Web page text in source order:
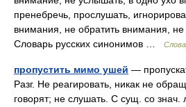
пренебречь, прослушать,
внимания, не обратить внимания, не
Словарь русских синонимов …
пропустить мимо ушей —
Разг. Не реагировать, никак не
говорят; не слушать. С сущ. со